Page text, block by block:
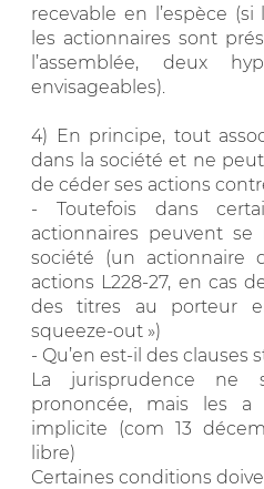
recevable en l’espèce
les actionnaires sont
l’assemblée, deux
envisageables).
4) En principe, tout
dans la société et ne
de céder ses actions
- Toutefois dans
actionnaires peuvent
société (un actionnaire
actions L228-27, en cas
des titres au porteur
squeeze-out »)
- Qu’en est-il des clauses
La jurisprudence ne
prononcée, mais les a
implicite (com 13
libre)
Certaines conditions